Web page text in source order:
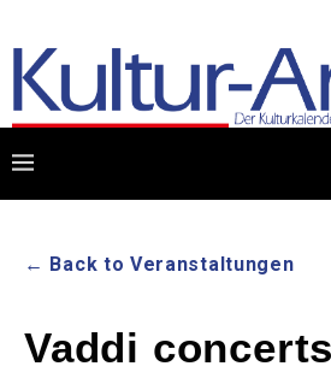
← Back to Veranstaltungen
Vaddi